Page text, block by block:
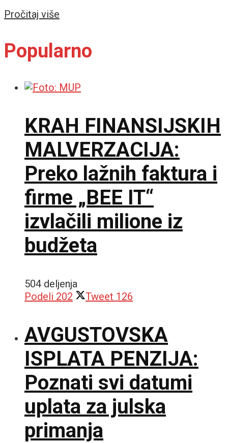
Pročitaj više
Popularno
KRAH FINANSIJSKIH
MALVERZACIJA:
Preko lažnih faktura i
firme „BEE IT“
izvlačili milione iz
budžeta
504 deljenja
Podeli 202 Tweet 126
AVGUSTOVSKA
ISPLATA PENZIJA:
Poznati svi datumi
uplata za julska
primanja